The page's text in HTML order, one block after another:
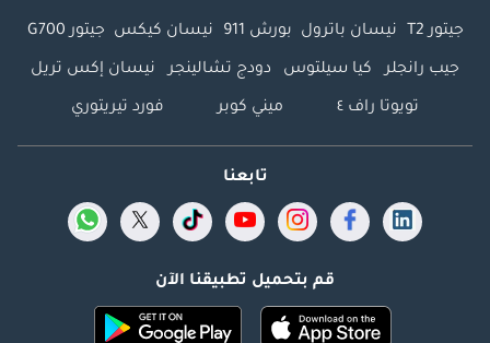
جيتور T2 نيسان باترول بورش 911 نيسان كيكس جيتور G700
جيب رانجلر كيا سيلتوس دودج تشالينجر نيسان إكس تريل
تويوتا راف ٤ ميني كوبر فورد تيريتوري
تابعنا
قم بتحميل تطبيقنا الآن